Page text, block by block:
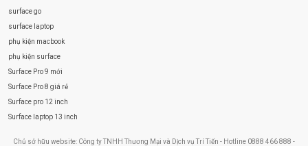
surface go
surface laptop
phụ kiện macbook
phụ kiện surface
Surface Pro 9 mới
Surface Pro 8 giá rẻ
Surface pro 12 inch
Surface laptop 13 inch
Chủ sở hữu website: Công ty TNHH Thương Mại và Dịch vụ Trí Tiến - Hotline 0888 466 888 -